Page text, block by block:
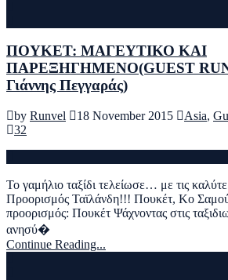
ΠΟΥΚΕΤ: ΜΑΓΕΥΤΙΚΟ ΚΑΙ
ΠΑΡΕΞΗΓΗΜΕΝΟ(GUEST
Γιάννης Πεγγαράς)
by Runvel 18 November 2015 Asia,
32
To γαμήλιο ταξίδι τελείωσε… με τις
Προορισμός Ταϊλάνδη!!! Πουκέτ, Κο
προορισμός: Πουκέτ Ψάχνοντας στις
ανησύ�
Continue Reading...